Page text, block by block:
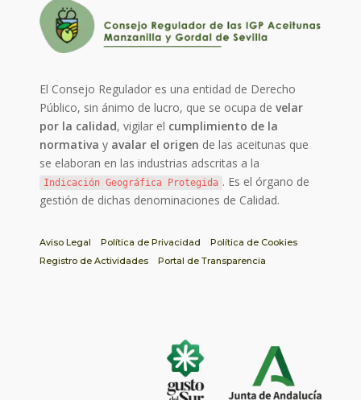
El Consejo Regulador es una entidad de Derecho
Público, sin ánimo de lucro, que se ocupa develar
por la calidad, vigilar el cumplimiento de la
normativa y avalar el origen de las aceitunas que
se elaboran en las industrias adscritas a la
Indicación Geográfica Protegida . Es el órgano de
gestión de dichas denominaciones de Calidad.
Aviso Legal Política de Privacidad
Política de Cookies
Registro de Actividades
Portal de Transparencia